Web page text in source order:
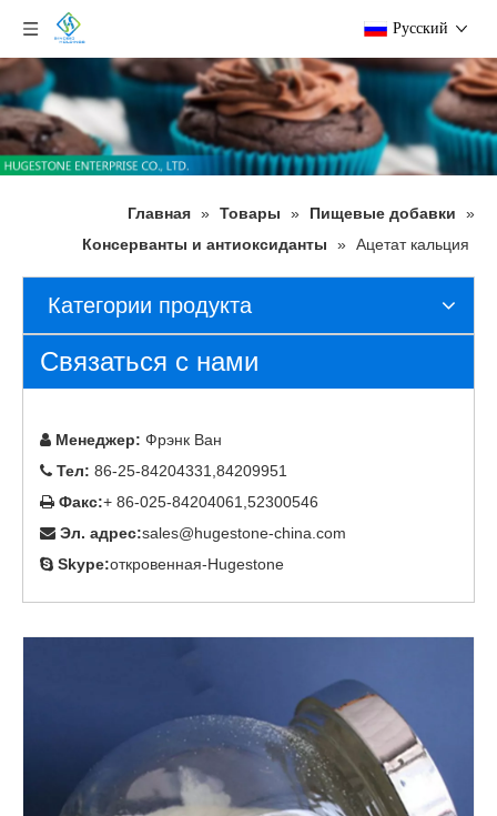
Pусский
Главная » Товары » Пищевые добавки
»
Консерванты и антиоксиданты
» Ацетат кальция
Категории продукта
Связаться с нами
 Менеджер: Фрэнк Ван
 Тел: 86-25-84204331,84209951
 Факс:+ 86-025-84204061,52300546
 Эл. адрес:sales@hugestone-china.com
 Skype:откровенная-Hugestone